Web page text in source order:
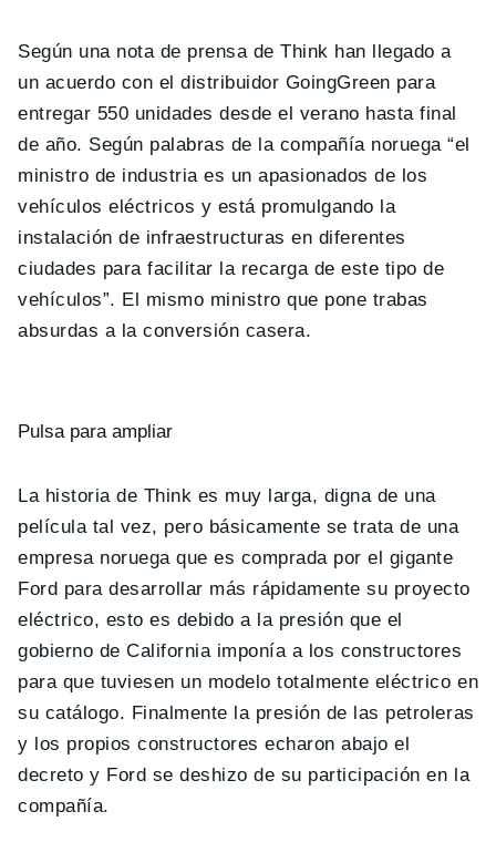
Según una nota de prensa de Think han llegado a
un acuerdo con el distribuidor GoingGreen para
entregar 550 unidades desde el verano hasta final
de año. Según palabras de la compañía noruega “el
ministro de industria es un apasionados de los
vehículos eléctricos y está promulgando la
instalación de infraestructuras en diferentes
ciudades para facilitar la recarga de este tipo de
vehículos”. El mismo ministro que pone trabas
absurdas a la conversión casera.
Pulsa para ampliar
La historia de Think es muy larga, digna de una
película tal vez, pero básicamente se trata de una
empresa noruega que es comprada por el gigante
Ford para desarrollar más rápidamente su proyecto
eléctrico, esto es debido a la presión que el
gobierno de California imponía a los constructores
para que tuviesen un modelo totalmente eléctrico en
su catálogo. Finalmente la presión de las petroleras
y los propios constructores echaron abajo el
decreto y Ford se deshizo de su participación en la
compañía.